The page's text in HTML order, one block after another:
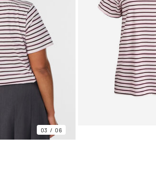
03 06